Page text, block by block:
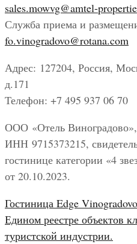
sales.mowvg@amtel-
Служба приема и
fo.vinogradovo@rotana.com
Адрес: 127204, Россия,
д.171
Телефон: +7 495 937 06 70
ООО «Отель
ИНН 9715373215,
гостинице категории «4
от 20.10.2023.
Гостиница Edge
Едином реестре объектов
туристской индустрии.